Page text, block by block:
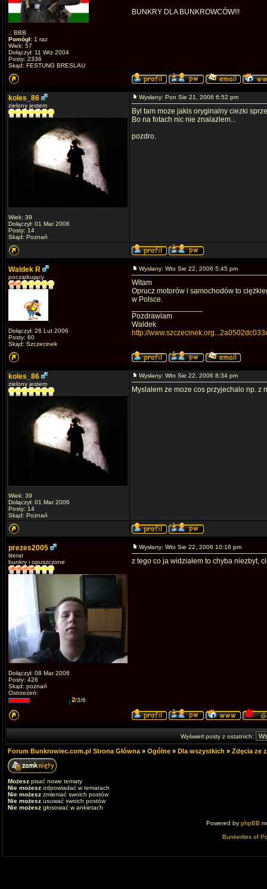
.: BBB
Pomógł: 1 raz
Wiek: 57
Dołączył: 11 Wrz 2004
Posty: 2336
Skąd: FESTUNG BRESLAU
BUNKRY DLA BUNKROWCÓW!!!
koles_86
zielony jestem
Wiek: 39
Dołączył: 01 Mar 2006
Posty: 14
Skąd: Poznań
Wysłany: Pon Sie 21, 2006 6:52 pm
Byl tam moze jakis oryginalny ciezki
Bo na fotach nic nie znalazlem...
pozdro.
Waldek R
początkujący
Dołączył: 26 Lut 2006
Posty: 60
Skąd: Szczecinek
Wysłany: Wto Sie 22, 2006 5:45 pm
Witam
Oprucz motorów i samochodów to
w Polsce.
Pozdrawiam
Waldek
http://
koles_86
zielony jestem
Wiek: 39
Dołączył: 01 Mar 2006
Posty: 14
Skąd: Poznań
Wysłany: Wto Sie 22, 2006 8:34 pm
Myslalem ze moze cos przyjechalo np. z
prezes2005
literat
bunkry i opuszczone
Dołączył: 08 Mar 2006
Posty: 426
Skąd: poznań
Ostrzeżeń:
2/3/6
Wysłany: Wto Sie 22, 2006 10:16 pm
z tego co ja widziałem to chyba niezbyt,
Wyświetl posty z ostatnich:
Forum Bunkrowiec.com.pl Strona Główna » Ogólne » Dla wszystkich » Zdęcia ze
Możesz pisać nowe tematy
Nie możesz odpowiadać w tematach
Nie możesz zmieniać swoich postów
Nie możesz usuwać swoich postów
Nie możesz głosować w ankietach
Powered by phpBB
Bunkerites of